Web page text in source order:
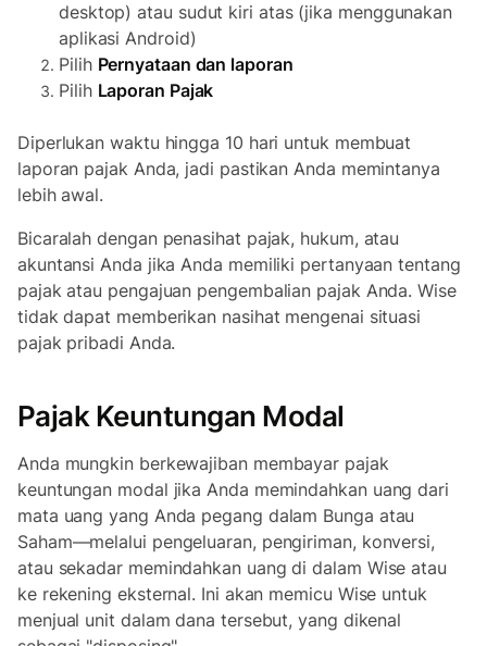
desktop) atau sudut kiri atas (jika menggunakan
aplikasi Android)
Pilih Pernyataan dan laporan
Pilih Laporan Pajak
Diperlukan waktu hingga 10 hari untuk membuat
laporan pajak Anda, jadi pastikan Anda memintanya
lebih awal.
Bicaralah dengan penasihat pajak, hukum, atau
akuntansi Anda jika Anda memiliki pertanyaan tentang
pajak atau pengajuan pengembalian pajak Anda. Wise
tidak dapat memberikan nasihat mengenai situasi
pajak pribadi Anda.
Pajak Keuntungan Modal
Anda mungkin berkewajiban membayar pajak
keuntungan modal jika Anda memindahkan uang dari
mata uang yang Anda pegang dalam Bunga atau
Saham—melalui pengeluaran, pengiriman, konversi,
atau sekadar memindahkan uang di dalam Wise atau
ke rekening eksternal. Ini akan memicu Wise untuk
menjual unit dalam dana tersebut, yang dikenal